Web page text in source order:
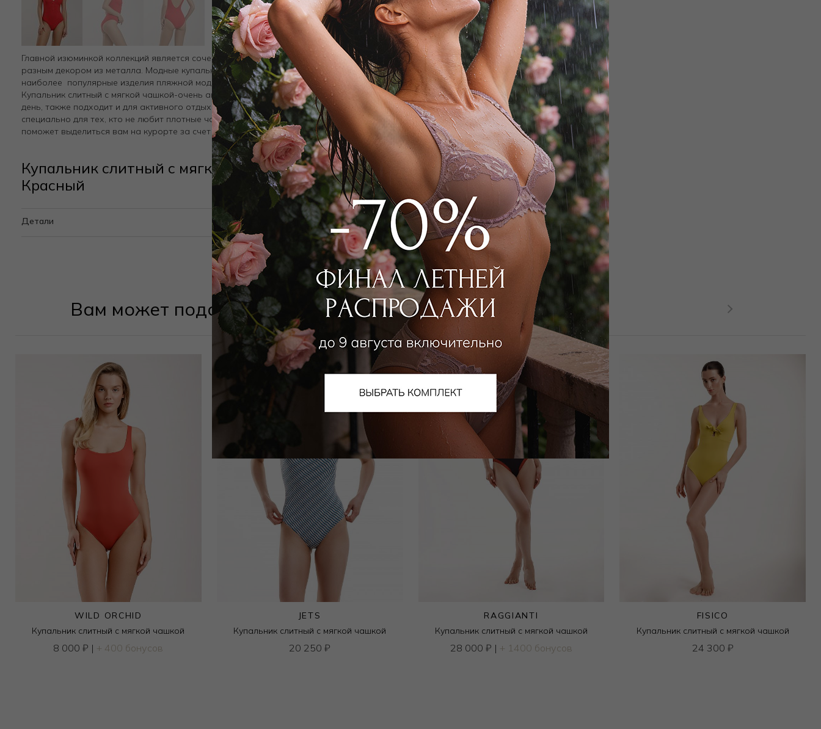
Главной изюминкой коллекций является сочетание фактурной микрофибры с
разным декором из металла. Модные купальники в ретро стиле
наиболее популярные изделия пляжной моды.
Купальник слитный с мягкой чашкой-очень актуальная модель на сегодняшний
день, также подходит и для активного отдыха. Данная модель разработана
специально для тех, кто не любит плотные чашки и каркасы. Слитный купальник
поможет выделиться вам на курорте за счет глубокого декольте.
Купальник слитный с мягкой чашкой 0436
Красный
Детали
Вам может подойти
WILD ORCHID
Купальник слитный с мягкой чашкой
8 000₽ | + 400 бонусов
JETS
Купальник слитный с мягкой чашкой
20 250₽
RAGGIANTI
Купальник слитный с мягкой чашкой
28 000 ₽ | + 1400 бонусов
FISICO
Купальник слитный с мягкой чашкой
24 300 ₽